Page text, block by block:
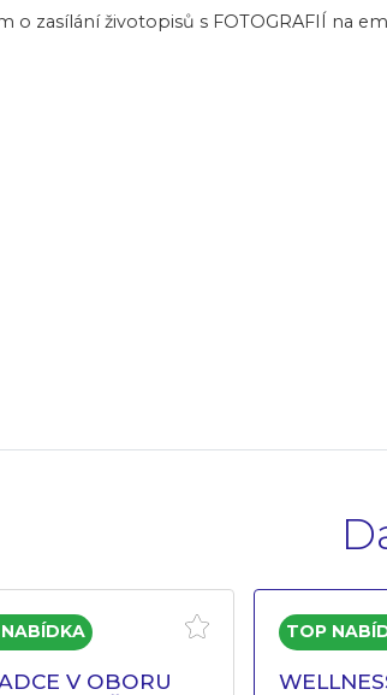
o zasílání životopisů s FOTOGRAFIÍ na
V OBORU